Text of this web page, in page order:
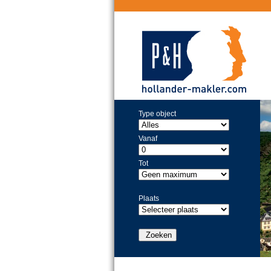
Type object
Vanaf
Tot
Plaats
Zoeken